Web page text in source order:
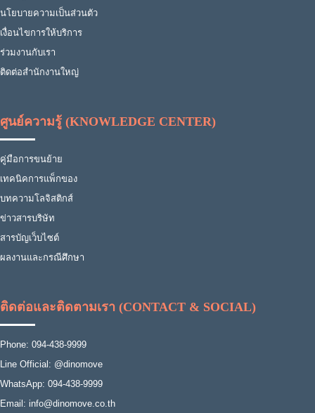
นโยบายความเป็นส่วนตัว
เงื่อนไขการให้บริการ
ร่วมงานกับเรา
ติดต่อสำนักงานใหญ่
ศูนย์ความรู้ (KNOWLEDGE CENTER)
คู่มือการขนย้าย
เทคนิคการแพ็กของ
บทความโลจิสติกส์
ข่าวสารบริษัท
สารบัญเว็บไซต์
ผลงานและกรณีศึกษา
ติดต่อและติดตามเรา (CONTACT & SOCIAL)
Phone: 094-438-9999
Line Official: @dinomove
WhatsApp: 094-438-9999
Email: info@dinomove.co.th